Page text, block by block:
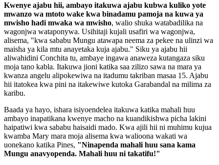
Kwenye ajabu hii, ambayo itakuwa ajabu kubwa kuliko yote
mwanzo wa mtoto wake kwa binadamu pamoja na kuwa ya
mwisho hadi mwaka wa mwisho, walio shuka watabadilika na
wagonjwa wataponywa. Usihitaji kujali usafiri wa wagonjwa,
alisema, "kwa sababu Mungu atawapa neema za pekee na ulinzi wa
maisha ya kila mtu anayetaka kuja ajabu." Siku ya ajabu hii
aliwahidini Conchita tu, ambaye ingawa anaweza kutangaza siku
moja tano kabla. Itakuwa jioni katika saa zilizo sawa na mara ya
kwanza angelu alipokewiwa na itadumu takriban masaa 15. Ajabu
hii itatokea kwa pini na itakewiwe kutoka Garabandal na milima za
karibu.
Baada ya hayo, ishara isiyoendelea itakuwa katika mahali huu
ambayo inapatikana kwenye macho na kuandikishwa picha lakini
haipatiwi kwa sababu haisaidi mado. Kwa ajili hii ni muhimu kujua
kwamba Mary mara moja alisema kwa walioona wakati wa
uonekano katika Pines, "Ninapenda mahali huu sana kama
Mungu anavyopenda. Mahali huu ni takatifu!"